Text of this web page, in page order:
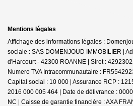
Mentions légales
Affichage des informations légales :
sociale : SAS DOMENJOUD IMMOBILIER |
d'Harcourt - 42300 ROANNE | Siret :
Numero TVA Intracommunautaire :
Capital social : 10 000 | Assurance RCP :
2016 000 005 464 | Date de délivrance :
NC | Caisse de garantie financière : AXA